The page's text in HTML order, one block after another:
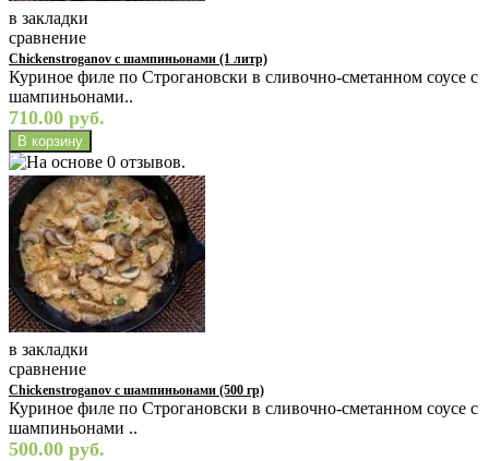
в закладки
сравнение
Chickenstroganov с шампиньонами (1 литр)
Куриное филе по Строгановски в сливочно-сметанном соусе с
шампиньонами..
710.00 руб.
в закладки
сравнение
Chickenstroganov с шампиньонами (500 гр)
Куриное филе по Строгановски в сливочно-сметанном соусе с
шампиньонами ..
500.00 руб.